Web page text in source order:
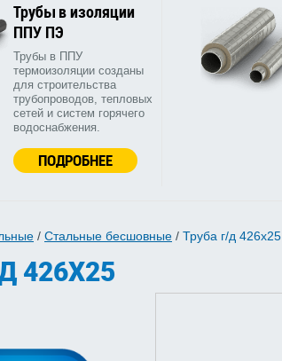
Трубы в изоляции
ППУ ПЭ
Трубы в ППУ
термоизоляции созданы
для строительства
трубопроводов, тепловых
сетей и систем горячего
водоснабжения.
ПОДРОБНЕЕ
/ Стальные бесшовные / Труба г/д 426x25
426X25